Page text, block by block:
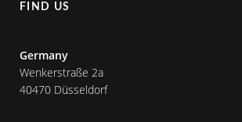
FIND US
Germany
Wenkerstraße 2a
40470 Düsseldorf